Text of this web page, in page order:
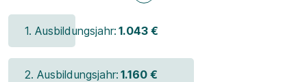
1. Ausbildungsjahr: 1.043 €
2. Ausbildungsjahr: 1.160 €